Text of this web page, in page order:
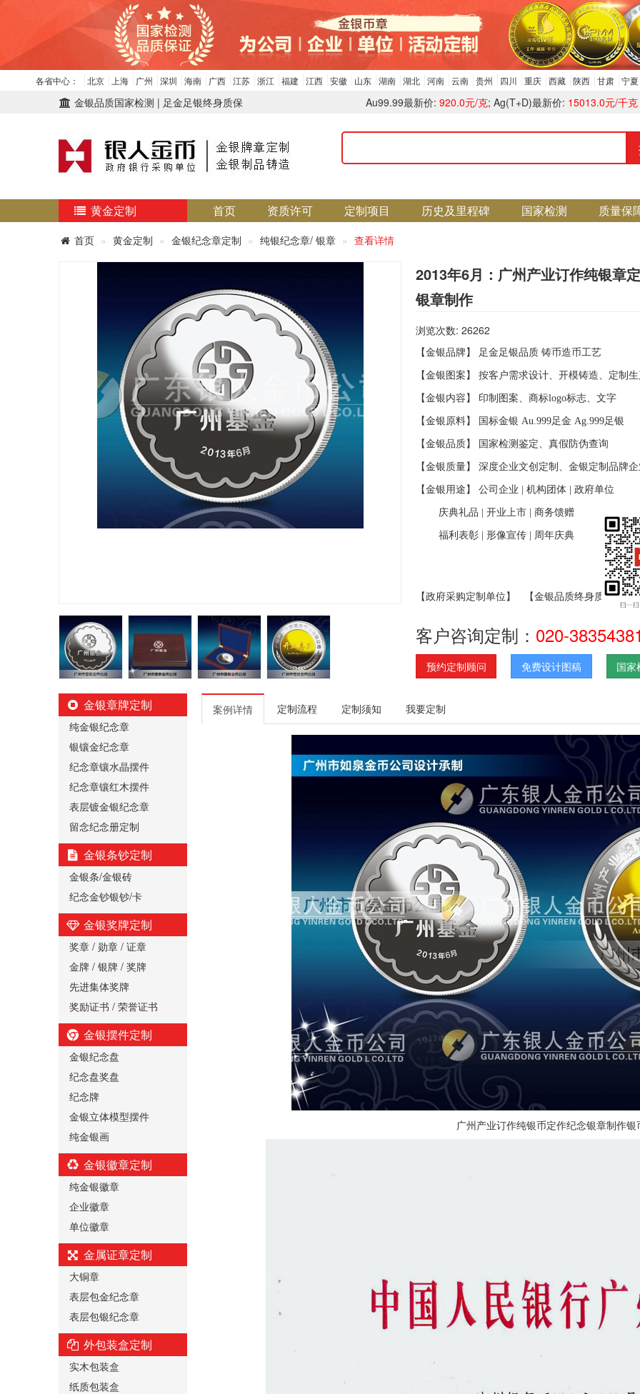
各省中心： 北京 上海 广州 深圳 海南 广西 江苏 浙江 福建 江西 安徽 山东 湖南 湖北 河南 云南 贵州 四川 重庆 西藏 陕西 甘肃 宁夏
金银品质国家检测 | 足金足银终身质保 Au99.99最新价: 920.0元/克; Ag(T+D)最新价: 15013.0元/千克
黄金定制 首页 资质许可 定制项目 历史及里程碑 国家检测 质量保
首页 黄金定制 金银纪念章定制 纯银纪念章/ 银章 查看详情
2013年6月：广州产业订作纯银章
银章制作
浏览次数: 26262
【金银品牌】 足金足银品质 铸币造币工艺
【金银图案】 按客户需求设计、开模铸造、定制
【金银内容】 印制图案、商标logo标志、文字
【金银原料】 国标金银 Au.999足金 Ag.999足银
【金银品质】 国家检测鉴定、真假防伪查询
【金银质量】 深度企业文创定制、金银定制品牌
【金银用途】 公司企业 机构团体 政府单位
庆典礼品 开业上市 商务馈赠
福利表彰 形像宣传 周年庆典
【政府采购定制单位】 【金银品质终身质保】
客户咨询定制： 020-
预约定制顾问 免费设计图稿 国家
金银章牌定制
纯金银纪念章
银镶金纪念章
纪念章镶水晶摆件
纪念章镶红木摆件
表层镀金银纪念章
留念纪念册定制
金银条钞定制
金银条/金银砖
纪念金钞银钞/卡
金银奖牌定制
奖章 / 勋章 / 证章
金牌 / 银牌 / 奖牌
先进集体奖牌
奖励证书 / 荣誉证书
金银摆件定制
金银纪念盘
纪念盘奖盘
纪念牌
金银立体模型摆件
纯金银画
金银徽章定制
纯金银徽章
企业徽章
单位徽章
金属证章定制
大铜章
表层包金纪念章
表层包银纪念章
外包装盒定制
实木包装盒
纸质包装盒
案例详情 定制流程 定制须知 我要定制
广州产业订作纯银币定作纪念银章制作银